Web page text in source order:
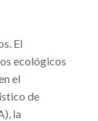
El
ecológicos
el
de
la